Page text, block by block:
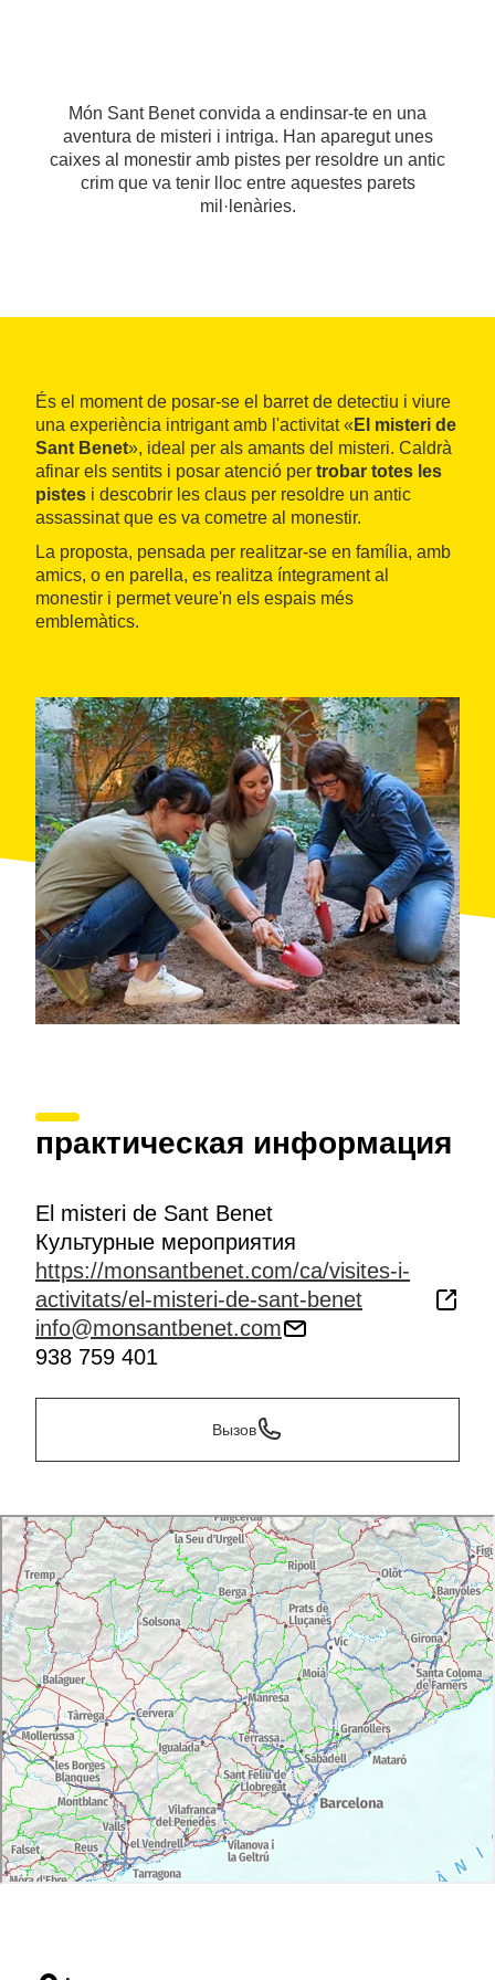
Món Sant Benet convida a endinsar-te en una
aventura de misteri i intriga. Han aparegut unes
caixes al monestir amb pistes per resoldre un antic
crim que va tenir lloc entre aquestes parets
mil·lenàries.
És el moment de posar-se el barret de detectiu i viure
una experiència intrigant amb l'activitat « El misteri de
Sant Benet», ideal per als amants del misteri. Caldrà
afinar els sentits i posar atenció per trobar totes les
pistes i descobrir les claus per resoldre un antic
assassinat que es va cometre al monestir.
La proposta, pensada per realitzar-se en família, amb
amics, o en parella, es realitza íntegrament al
monestir i permet veure'n els espais més
emblemàtics.
практическая информация
El misteri de Sant Benet
Культурные мероприятия
https://monsantbenet.com/ca/visites-i-
activitats/el-misteri-de-sant-benet
info@monsantbenet.com
938 759 401
Вызов